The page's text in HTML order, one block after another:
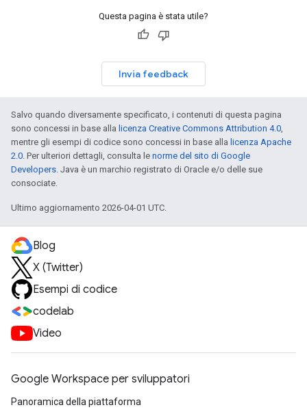
Questa pagina è stata utile?
Invia feedback
Salvo quando diversamente specificato, i contenuti di questa pagina
sono concessi in base alla licenza Creative Commons Attribution 4.0,
mentre gli esempi di codice sono concessi in base alla licenza Apache
2.0. Per ulteriori dettagli, consulta le norme del sito di Google
Developers. Java è un marchio registrato di Oracle e/o delle sue
consociate.
Ultimo aggiornamento 2026-04-01 UTC.
Blog
X (Twitter)
Esempi di codice
codelab
Video
Google Workspace per sviluppatori
Panoramica della piattaforma